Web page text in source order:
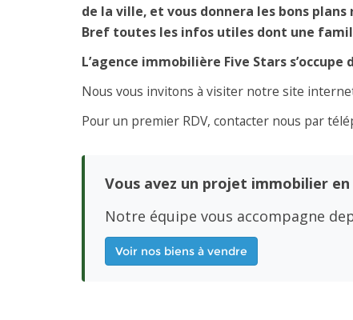
de la ville, et vous donnera les bons
Bref toutes les infos utiles dont une
L’agence immobilière Five Stars
Nous vous invitons à visiter notre site
Pour un premier RDV, contacter nous par
Vous avez un projet immobilier en
Notre équipe vous accompagne
Voir nos biens à vendre